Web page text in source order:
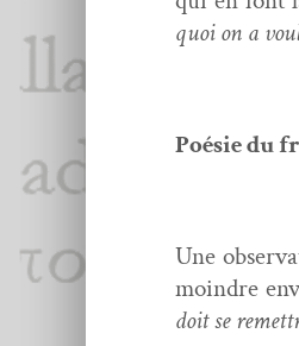
quoi on a
Poésie du
Une
moin­dre
doit se